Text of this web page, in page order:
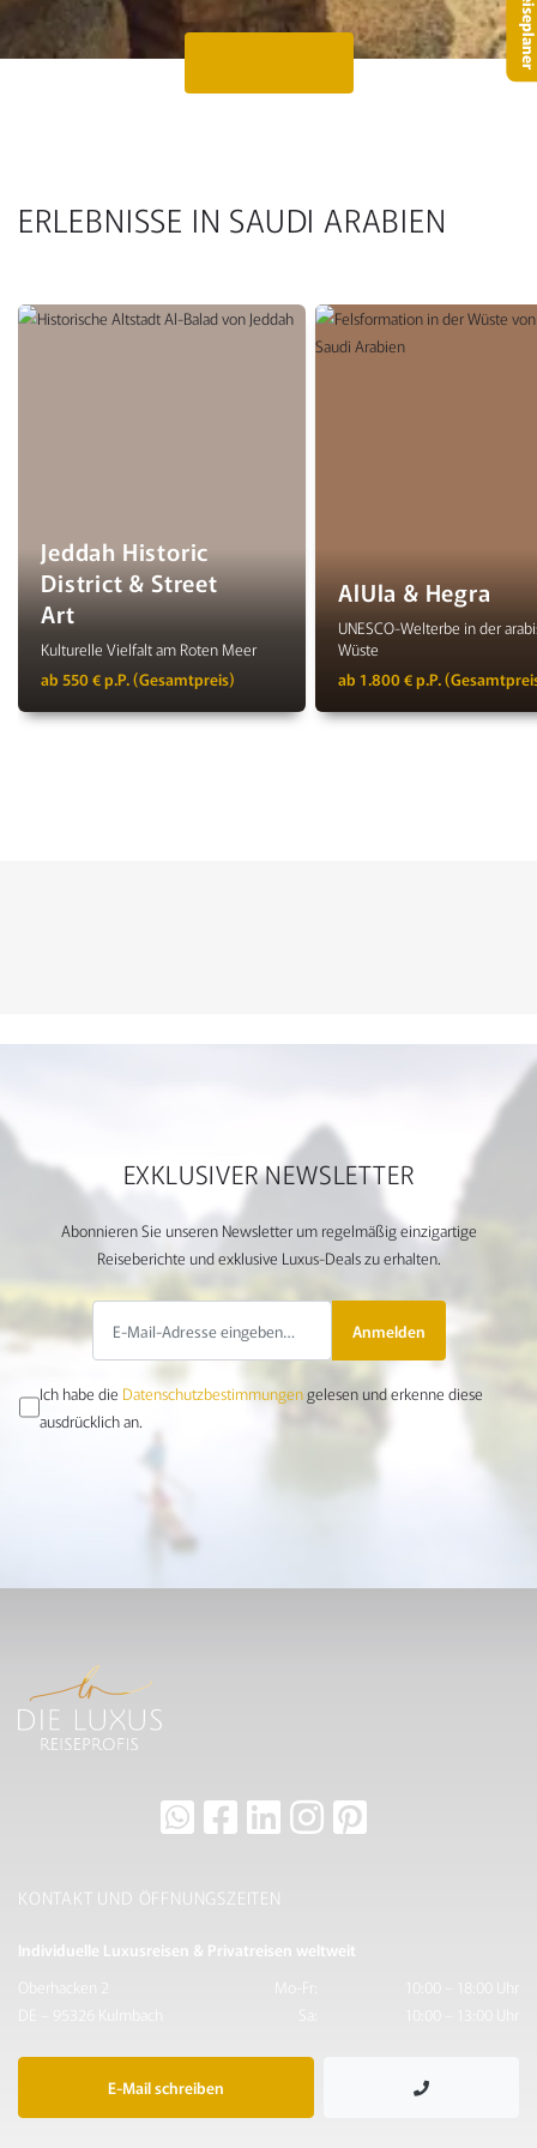
ERLEBNISSE IN SAUDI ARABIEN
Jeddah Historic
District & Street
Art
Kulturelle Vielfalt am Roten Meer
ab 550 € p.P. (Gesamtpreis)
AlUla & Hegra
UNESCO-Welterbe in der
Wüste
ab 1.800 € p.P.
EXKLUSIVER NEWSLETTER
Abonnieren Sie unseren Newsletter um regelmäßig einzigartige
Reiseberichte und exklusive Luxus-Deals zu erhalten.
Anmelden
Ich habe die Datenschutzbestimmungengelesen und erkenne diese
ausdrücklich an.
KONTAKT UND ÖFFNUNGSZEITEN
Individuelle Luxusreisen & Privatreisen weltweit
Oberhacken 2
DE – 95326 Kulmbach
Mo-Fr:
10:00 – 18:00 Uhr
Sa:
10:00 – 13:00 Uhr
E-Mail schreiben